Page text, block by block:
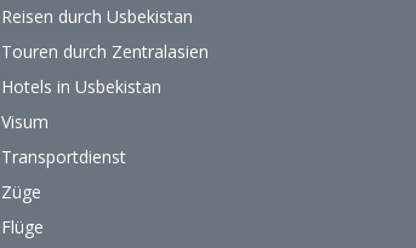
Reisen durch Usbekistan
Touren durch Zentralasien
Hotels in Usbekistan
Visum
Transportdienst
Züge
Flüge